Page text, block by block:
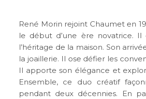
René Morin rejoint Chaumet en
le début d’une ère novatrice.
l’héritage de la maison. Son
la joaillerie. Il ose défier les
Il apporte son élégance et
Ensemble, ce duo créatif
pendant deux décennies. En